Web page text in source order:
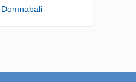
Domnabali